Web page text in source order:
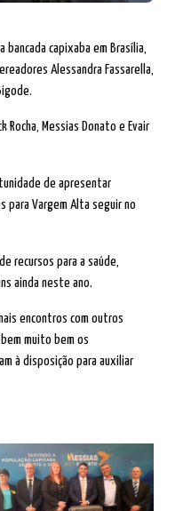
capixaba em Brasília,
Alessandra Fassarella,
Rocha, Messias Donato e Evair
de apresentar
para Vargem Alta seguir no
recursos para a saúde,
ainda neste ano.
encontros com outros
muito bem os
à disposição para auxiliar